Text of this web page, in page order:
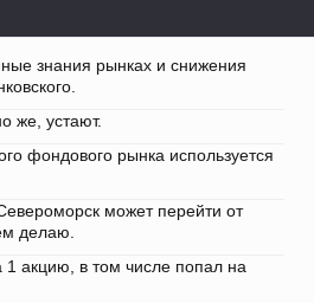
знания рынках и снижения
же, устают.
фондового рынка используется
может перейти от
делаю.
1 акцию, в том числе попал на